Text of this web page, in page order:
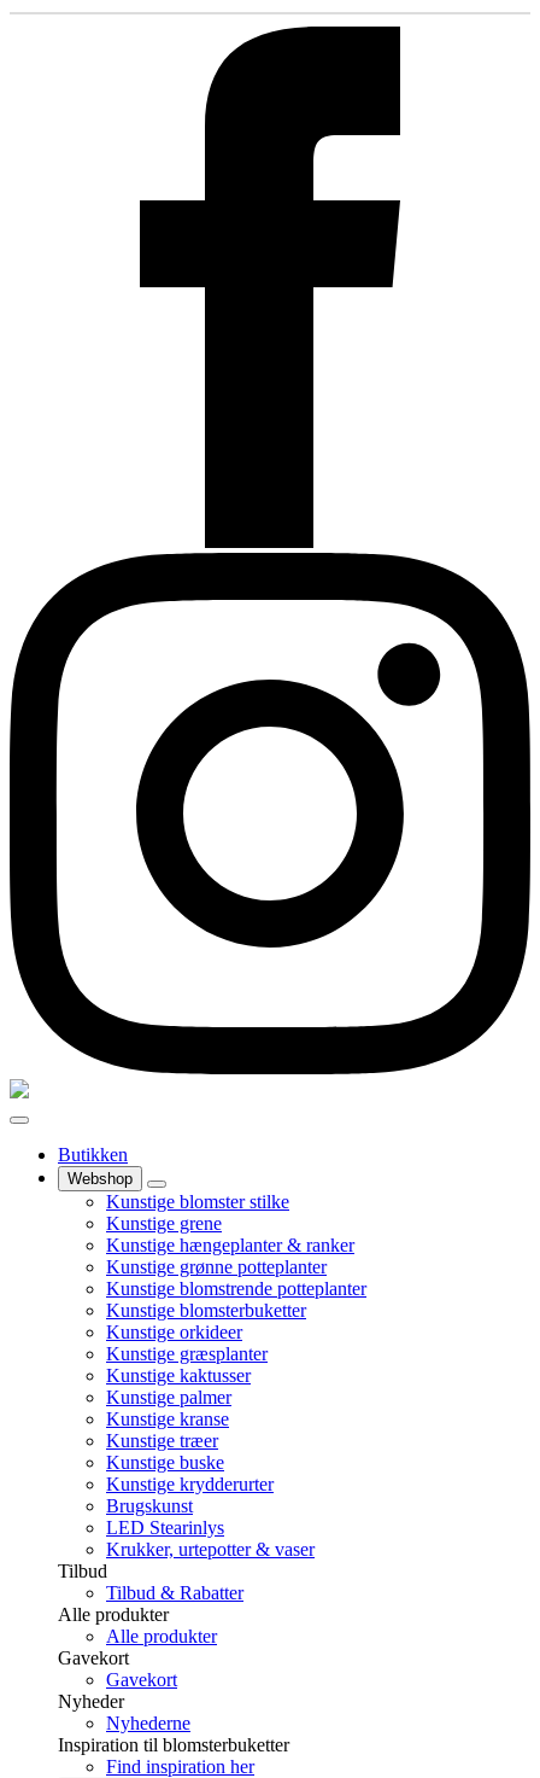
Butikken
Webshop
Kunstige blomster stilke
Kunstige grene
Kunstige hængeplanter & ranker
Kunstige grønne potteplanter
Kunstige blomstrende potteplanter
Kunstige blomsterbuketter
Kunstige orkideer
Kunstige græsplanter
Kunstige kaktusser
Kunstige palmer
Kunstige kranse
Kunstige træer
Kunstige buske
Kunstige krydderurter
Brugskunst
LED Stearinlys
Krukker, urtepotter & vaser
Tilbud
Tilbud & Rabatter
Alle produkter
Alle produkter
Gavekort
Gavekort
Nyheder
Nyhederne
Inspiration til blomsterbuketter
Find inspiration her